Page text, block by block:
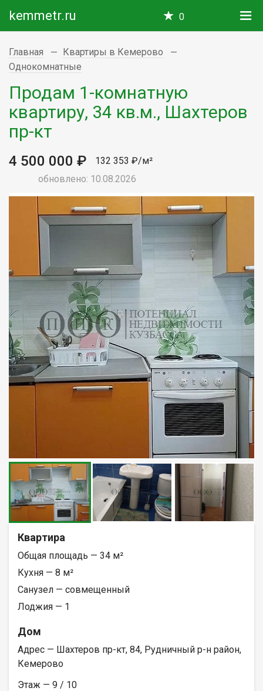
kemmetr.ru 0
Главная
Квартиры в Кемерово
Однокомнатные
Продам 1-комнатную
квартиру, 34 кв.м., Шахтеров
пр-кт
4 500 000 ₽
132 353 ₽/м²
обновлено: 10.08.2026
Квартира
Общая площадь — 34 м²
Кухня — 8 м²
Санузел — совмещенный
Лоджия — 1
Дом
Адрес — Шахтеров пр-кт, 84, Рудничный р-н район,
Кемерово
Этаж — 9 / 10